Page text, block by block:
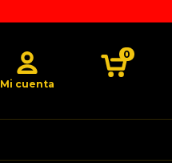
Mi cuenta
0